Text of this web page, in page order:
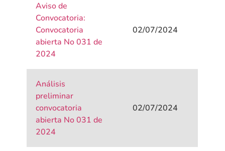
Aviso de
Convocatoria:
Convocatoria
abierta No 031 de
2024
02/07/2024
Análisis
preliminar
convocatoria
abierta No 031 de
2024
02/07/2024